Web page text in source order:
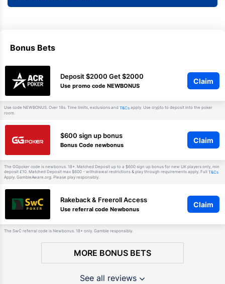
Bonus Bets
Deposit $2000 Get $2000
Use promo code NEWBONUS
Claim
Use code NEWBONUS. Over 18s. Time limits, exclusions and T&Cs apply. Use crypto to deposit into the poker
room.
$600 sign up bonus
Bonus Code newbonus
Claim
The GGpoker code is newbonus. 18+. Matched Deposit up to a $600 sign up bonus for new UK players only, min
deposit £10. Matched Deposit max $600 - withdrawal restrictions & play through requirements apply. Full T&Cs
Apply. GambleAware.org. Please play responsibly.
Rakeback & Freeroll Access
Use referral code Newbonus
Claim
The SwC referral code is Newbonus. 18+ only. Gamble responsibly.
MORE BONUS BETS
See all reviews